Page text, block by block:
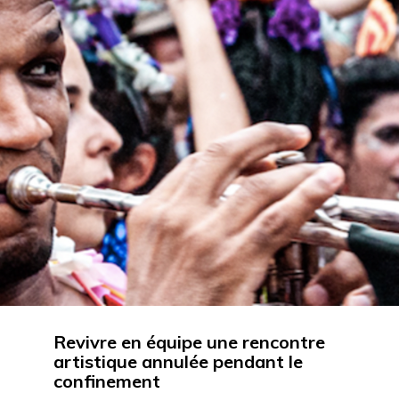
Revivre en équipe une rencontre
artistique annulée pendant le
confinement